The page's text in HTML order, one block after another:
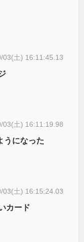
03(土) 16:11:45.13
03(土) 16:11:19.98
うになった
03(土) 16:15:24.03
カード